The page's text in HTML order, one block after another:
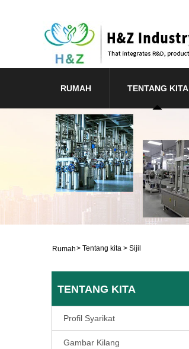
RUMAH TENTANG KITA
Rumah> Tentang kita > Sijil
TENTANG KITA
Profil Syarikat
Gambar Kilang